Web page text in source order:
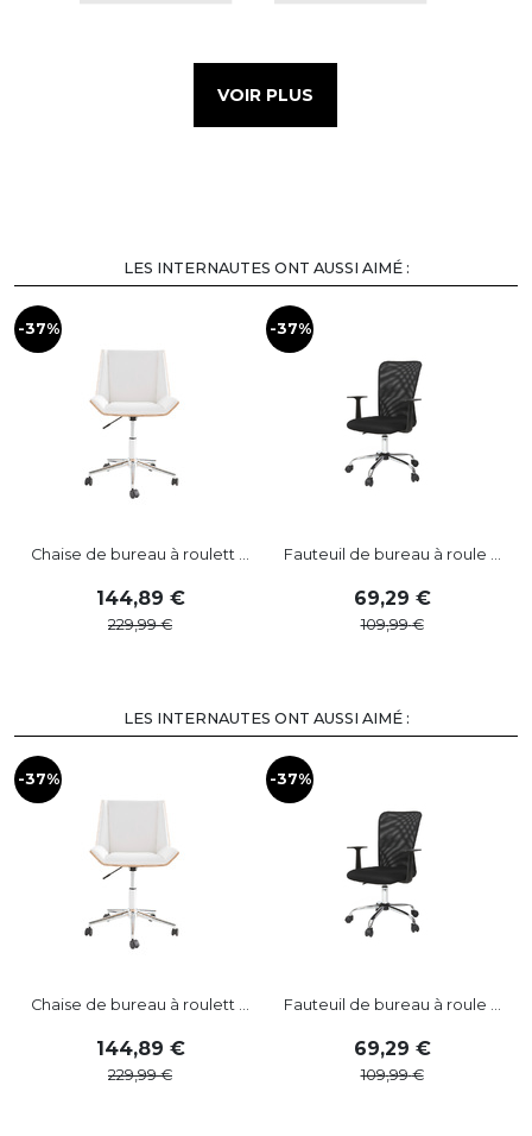
VOIR PLUS
LES INTERNAUTES ONT AUSSI AIMÉ :
-37%
Chaise de bureau à roulett ...
144,89
229,99
-37%
Fauteuil de bureau à roule ...
69,29
109,99
LES INTERNAUTES ONT AUSSI AIMÉ :
-37%
Chaise de bureau à roulett ...
144,89
229,99
-37%
Fauteuil de bureau à roule ...
69,29
109,99